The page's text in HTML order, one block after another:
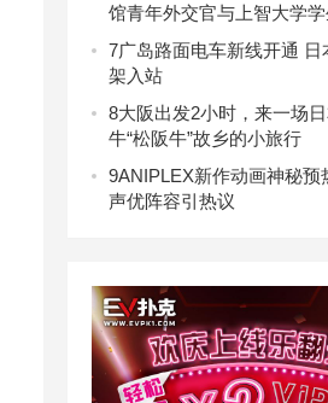
馆青年外交官与上智大学学
7广岛路面电车新线开通 日
架入站
8大阪出发2小时，来一场
牛“松阪牛”故乡的小旅行
9ANIPLEX新作动画神秘预
声优阵容引热议